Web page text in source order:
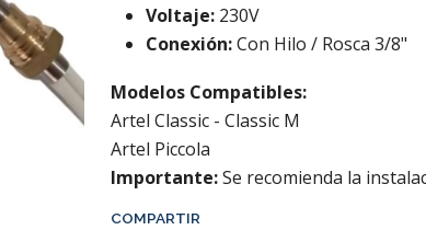
Voltaje: 230V
Conexión:Con Hilo / Rosca 3/8"
Modelos Compatibles:
Artel Classic - Classic M
Artel Piccola
Importante:Se recomienda la
COMPARTIR